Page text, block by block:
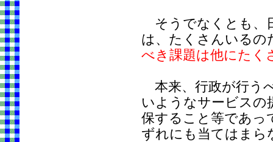
そうでなくとも、
は、たくさんいるの
べき課題は他にたく
本来、行政が行う
いようなサービスの
保すること等であっ
ずれにも当てはまら